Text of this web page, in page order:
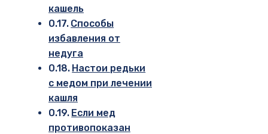
кашель
Способы
избавления от
недуга
Настои редьки
с медом при лечении
кашля
Если мед
противопоказан